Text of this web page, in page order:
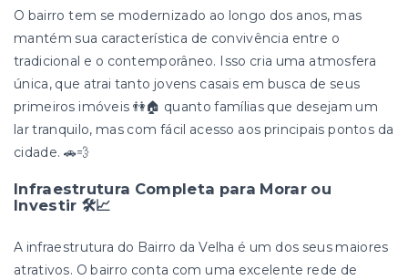
O bairro tem se modernizado ao longo dos anos, mas
mantém sua característica de convivência entre o
tradicional e o contemporâneo. Isso cria uma atmosfera
única, que atrai tanto jovens casais em busca de seus
primeiros imóveis 👫🏠 quanto famílias que desejam um
lar tranquilo, mas com fácil acesso aos principais pontos da
cidade. 🚗💨
Infraestrutura Completa para Morar ou
Investir 🛠️📈
A infraestrutura do Bairro da Velha é um dos seus maiores
atrativos. O bairro conta com uma excelente rede de